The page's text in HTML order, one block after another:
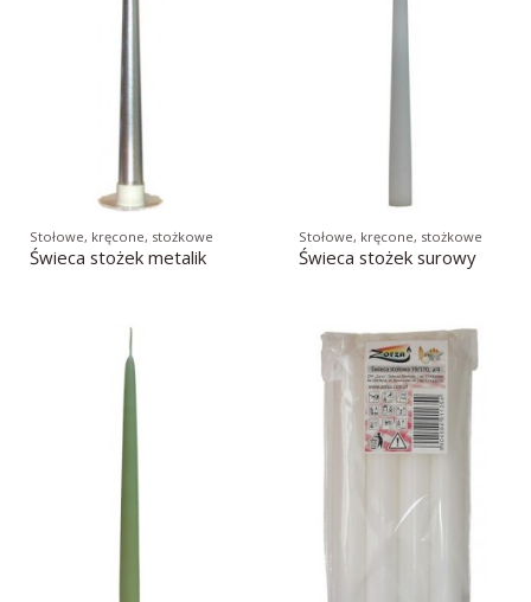
Stołowe, kręcone, stożkowe
Świeca stożek metalik
Stołowe, kręcone, stożkowe
Świeca stożek surowy